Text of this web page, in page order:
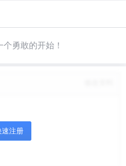
勇敢的开始！
速注册